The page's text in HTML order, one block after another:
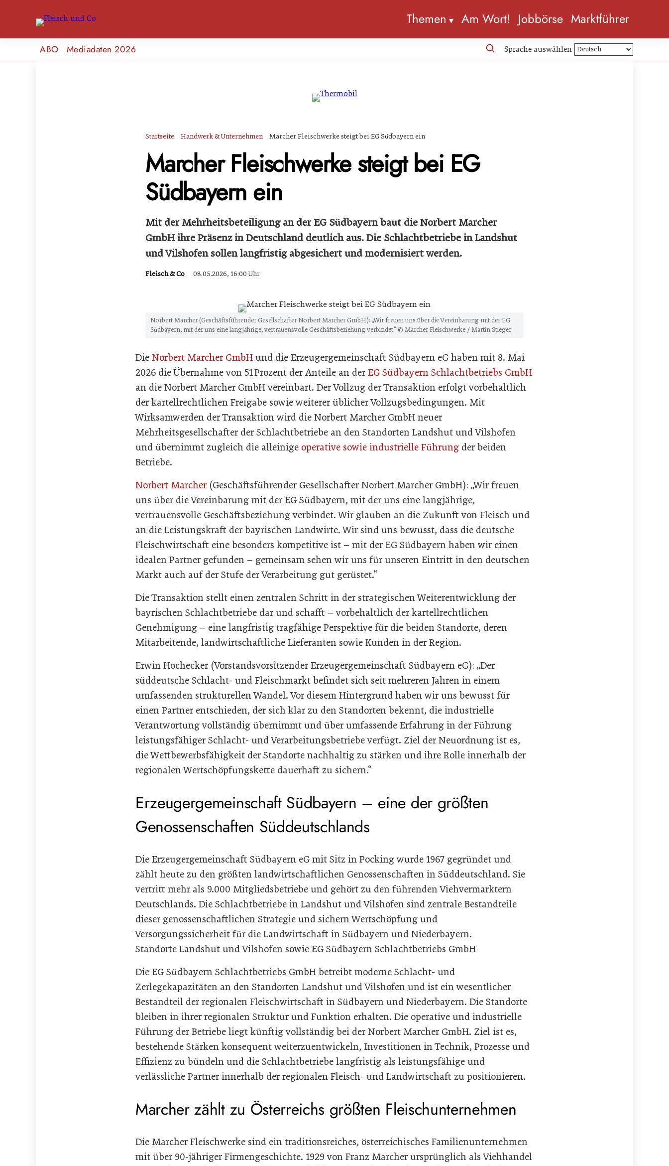
Themen Am Wort! Jobbörse Marktführer
ABO Mediadaten 2026 Sprache auswählen
Startseite Handwerk & Unternehmen Marcher Fleischwerke steigt bei EG Südbayern ein
Marcher Fleischwerke steigt bei EG
Südbayern ein
Mit der Mehrheitsbeteiligung an der EG Südbayern baut die Norbert Marcher
GmbH ihre Präsenz in Deutschland deutlich aus. Die Schlachtbetriebe in Landshut
und Vilshofen sollen langfristig abgesichert und modernisiert werden.
Fleisch & Co 08.05.2026, 16:00 Uhr
Norbert Marcher (Geschäftsführender Gesellschafter Norbert Marcher GmbH): „Wir freuen uns über die Vereinbarung mit der EG
Südbayern, mit der uns eine langjährige, vertrauensvolle Geschäftsbeziehung verbindet.“ © Marcher Fleischwerke / Martin Stieger
Die Norbert Marcher GmbH und die Erzeugergemeinschaft Südbayern eG haben mit 8. Mai
2026 die Übernahme von 51 Prozent der Anteile an der EG Südbayern Schlachtbetriebs GmbH
an die Norbert Marcher GmbH vereinbart. Der Vollzug der Transaktion erfolgt vorbehaltlich
der kartellrechtlichen Freigabe sowie weiterer üblicher Vollzugsbedingungen. Mit
Wirksamwerden der Transaktion wird die Norbert Marcher GmbH neuer
Mehrheitsgesellschafter der Schlachtbetriebe an den Standorten Landshut und Vilshofen
und übernimmt zugleich die alleinige operative sowie industrielle Führung der beiden
Betriebe.
Norbert Marcher(Geschäftsführender Gesellschafter Norbert Marcher GmbH): „Wir freuen
uns über die Vereinbarung mit der EG Südbayern, mit der uns eine langjährige,
vertrauensvolle Geschäftsbeziehung verbindet. Wir glauben an die Zukunft von Fleisch und
an die Leistungskraft der bayrischen Landwirte. Wir sind uns bewusst, dass die deutsche
Fleischwirtschaft eine besonders kompetitive ist – mit der EG Südbayern haben wir einen
idealen Partner gefunden – gemeinsam sehen wir uns für unseren Eintritt in den deutschen
Markt auch auf der Stufe der Verarbeitung gut gerüstet.“
Die Transaktion stellt einen zentralen Schritt in der strategischen Weiterentwicklung der
bayrischen Schlachtbetriebe dar und schafft – vorbehaltlich der kartellrechtlichen
Genehmigung – eine langfristig tragfähige Perspektive für die beiden Standorte, deren
Mitarbeitende, landwirtschaftliche Lieferanten sowie Kunden in der Region.
Erwin Hochecker (Vorstandsvorsitzender Erzeugergemeinschaft Südbayern eG): „Der
süddeutsche Schlacht- und Fleischmarkt befindet sich seit mehreren Jahren in einem
umfassenden strukturellen Wandel. Vor diesem Hintergrund haben wir uns bewusst für
einen Partner entschieden, der sich klar zu den Standorten bekennt, die industrielle
Verantwortung vollständig übernimmt und über umfassende Erfahrung in der Führung
leistungsfähiger Schlacht- und Verarbeitungsbetriebe verfügt. Ziel der Neuordnung ist es,
die Wettbewerbsfähigkeit der Standorte nachhaltig zu stärken und ihre Rolle innerhalb der
regionalen Wertschöpfungskette dauerhaft zu sichern.“
Erzeugergemeinschaft Südbayern – eine der größten
Genossenschaften Süddeutschlands
Die Erzeugergemeinschaft Südbayern eG mit Sitz in Pocking wurde 1967 gegründet und
zählt heute zu den größten landwirtschaftlichen Genossenschaften in Süddeutschland. Sie
vertritt mehr als 9.000 Mitgliedsbetriebe und gehört zu den führenden Viehvermarktern
Deutschlands. Die Schlachtbetriebe in Landshut und Vilshofen sind zentrale Bestandteile
dieser genossenschaftlichen Strategie und sichern Wertschöpfung und
Versorgungssicherheit für die Landwirtschaft in Südbayern und Niederbayern.
Standorte Landshut und Vilshofen sowie EG Südbayern Schlachtbetriebs GmbH
Die EG Südbayern Schlachtbetriebs GmbH betreibt moderne Schlacht- und
Zerlegekapazitäten an den Standorten Landshut und Vilshofen und ist ein wesentlicher
Bestandteil der regionalen Fleischwirtschaft in Südbayern und Niederbayern. Die Standorte
bleiben in ihrer regionalen Struktur und Funktion erhalten. Die operative und industrielle
Führung der Betriebe liegt künftig vollständig bei der Norbert Marcher GmbH. Ziel ist es,
bestehende Stärken konsequent weiterzuentwickeln, Investitionen in Technik, Prozesse und
Effizienz zu bündeln und die Schlachtbetriebe langfristig als leistungsfähige und
verlässliche Partner innerhalb der regionalen Fleisch- und Landwirtschaft zu positionieren.
Marcher zählt zu Österreichs größten Fleischunternehmen
Die Marcher Fleischwerke sind ein traditionsreiches, österreichisches Familienunternehmen
mit über 90-jähriger Firmengeschichte. 1929 von Franz Marcher ursprünglich als Viehhandel